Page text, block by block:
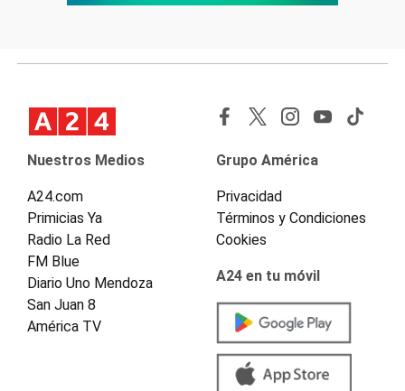
Nuestros Medios
A24.com
Primicias Ya
Radio La Red
FM Blue
Diario Uno Mendoza
San Juan 8
América TV
Grupo América
Privacidad
Términos y Condiciones
Cookies
A24 en tu móvil